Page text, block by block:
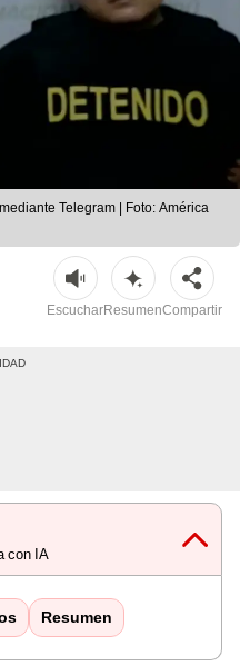
Telegram | Foto: América
EscucharResumenCompartir
con IA
Resumen